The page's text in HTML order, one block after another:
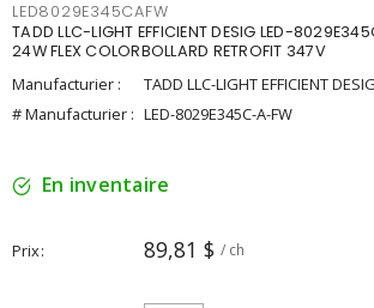
LED8029E345CAFW
TADD LLC-LIGHT EFFICIENT DESIG LED-
24W FLEX COLORBOLLARD RETROFIT 347V
Manufacturier :
TADD LLC-LIGHT EFFICIENT DESIG
# Manufacturier : LED-8029E345C-A-FW
En inventaire
Prix 89,81 $ / ch